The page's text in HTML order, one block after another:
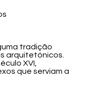
tradição
arquitetónicos.
XVI,
que serviam a